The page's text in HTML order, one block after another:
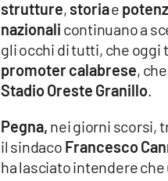
strutture, storiae
nazionali continuano a
gli occhi di tutti, che oggi
promoter calabrese,
Stadio Oreste Granillo.
Pegna, nei giorni scorsi,
il sindaco Francesco
ha lasciato intendere